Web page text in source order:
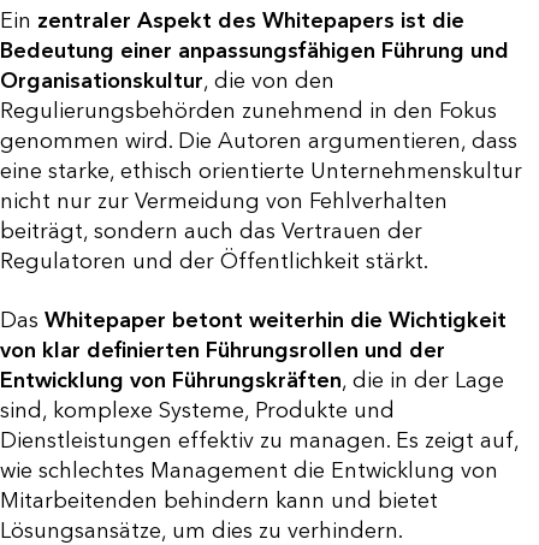
Ein zentraler Aspekt des Whitepapers ist die
Bedeutung einer anpassungsfähigen Führung und
Organisationskultur, die von den
Regulierungsbehörden zunehmend in den Fokus
genommen wird. Die Autoren argumentieren, dass
eine starke, ethisch orientierte Unternehmenskultur
nicht nur zur Vermeidung von Fehlverhalten
beiträgt, sondern auch das Vertrauen der
Regulatoren und der Öffentlichkeit stärkt.
Das Whitepaper betont weiterhin die Wichtigkeit
von klar definierten Führungsrollen und der
Entwicklung von Führungskräften, die in der Lage
sind, komplexe Systeme, Produkte und
Dienstleistungen effektiv zu managen. Es zeigt auf,
wie schlechtes Management die Entwicklung von
Mitarbeitenden behindern kann und bietet
Lösungsansätze, um dies zu verhindern.